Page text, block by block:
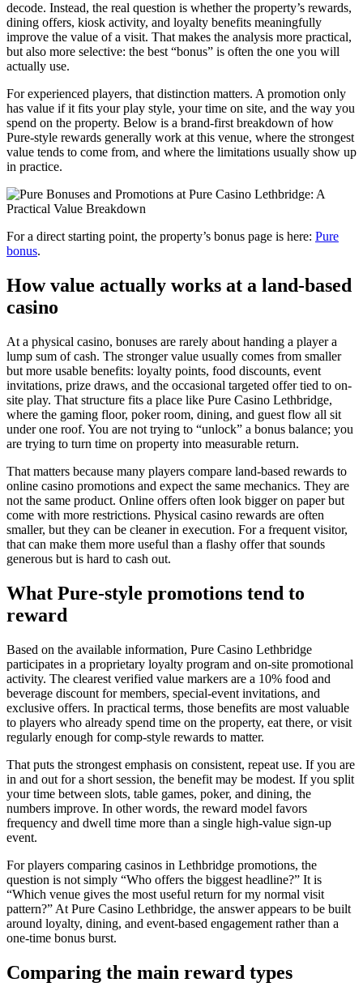
decode. Instead, the real question is whether the property’s rewards,
dining offers, kiosk activity, and loyalty benefits meaningfully
improve the value of a visit. That makes the analysis more practical,
but also more selective: the best “bonus” is often the one you will
actually use.
For experienced players, that distinction matters. A promotion only
has value if it fits your play style, your time on site, and the way you
spend on the property. Below is a brand-first breakdown of how
Pure-style rewards generally work at this venue, where the strongest
value tends to come from, and where the limitations usually show up
in practice.
For a direct starting point, the property’s bonus page is here: Pure
bonus.
How value actually works at a land-based
casino
At a physical casino, bonuses are rarely about handing a player a
lump sum of cash. The stronger value usually comes from smaller
but more usable benefits: loyalty points, food discounts, event
invitations, prize draws, and the occasional targeted offer tied to on-
site play. That structure fits a place like Pure Casino Lethbridge,
where the gaming floor, poker room, dining, and guest flow all sit
under one roof. You are not trying to “unlock” a bonus balance; you
are trying to turn time on property into measurable return.
That matters because many players compare land-based rewards to
online casino promotions and expect the same mechanics. They are
not the same product. Online offers often look bigger on paper but
come with more restrictions. Physical casino rewards are often
smaller, but they can be cleaner in execution. For a frequent visitor,
that can make them more useful than a flashy offer that sounds
generous but is hard to cash out.
What Pure-style promotions tend to
reward
Based on the available information, Pure Casino Lethbridge
participates in a proprietary loyalty program and on-site promotional
activity. The clearest verified value markers are a 10% food and
beverage discount for members, special-event invitations, and
exclusive offers. In practical terms, those benefits are most valuable
to players who already spend time on the property, eat there, or visit
regularly enough for comp-style rewards to matter.
That puts the strongest emphasis on consistent, repeat use. If you are
in and out for a short session, the benefit may be modest. If you split
your time between slots, table games, poker, and dining, the
numbers improve. In other words, the reward model favors
frequency and dwell time more than a single high-value sign-up
event.
For players comparing casinos in Lethbridge promotions, the
question is not simply “Who offers the biggest headline?” It is
“Which venue gives the most useful return for my normal visit
pattern?” At Pure Casino Lethbridge, the answer appears to be built
around loyalty, dining, and event-based engagement rather than a
one-time bonus burst.
Comparing the main reward types